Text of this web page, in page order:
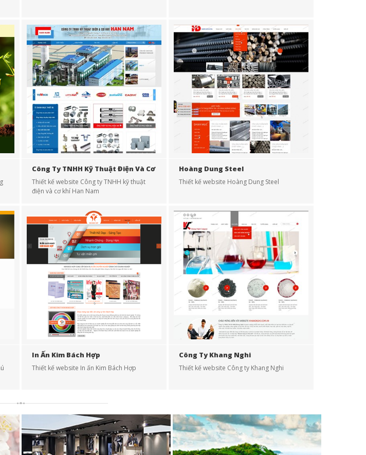
Công Ty TNHH Kỹ Thuật Điện Và Cơ
Khí Han Nam
Thiết kế website Công ty TNHH kỹ thuật
điện và cơ khí Han Nam
Hoàng Dung Steel
Thiết kế website Hoàng Dung Steel
In Ấn Kim Bách Hợp
Thiết kế website In ấn Kim Bách Hợp
Công Ty Khang Nghi
Thiết kế website Công ty Khang Nghi